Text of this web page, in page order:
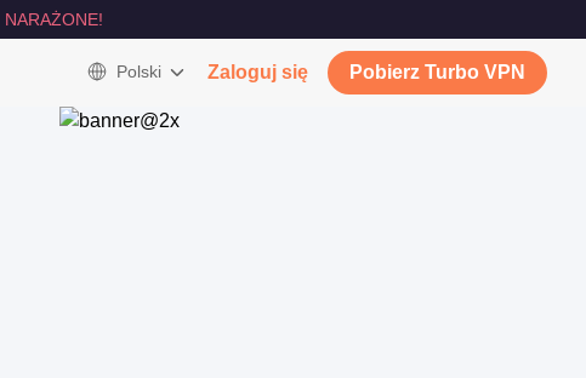
NARAŻONE!
Polski Zaloguj się Pobierz Turbo VPN